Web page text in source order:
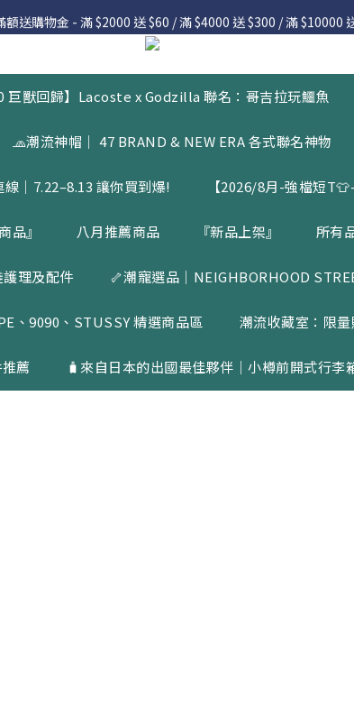
額送購物金 - 滿 $2000 送 $60 / 滿 $4000 送 $300 / 滿 $10000
額送購物金 - 滿 $2000 送 $60 / 滿 $4000 送 $300 / 滿 $10000
7.22 – 8.13 日本連線中，絕對讓你買到爆
巨獸回歸】Lacoste x Godzilla 聯名：哥吉拉玩鱷魚
🧢潮流神帽｜ 47 BRAND & NEW ERA 各式聯名神物
｜7.22–8.13 讓你買到爆! 【2026/8月-強檔短T👕-
品』 八月推薦商品 『新品上架』 所有
護理及配件 🦴潮寵選品｜NEIGHBORHOOD
、9090、STUSSY 精選商品區 潮流收藏室：限
薦 🧳來自日本的出國最佳夥伴｜小樽前開式行李